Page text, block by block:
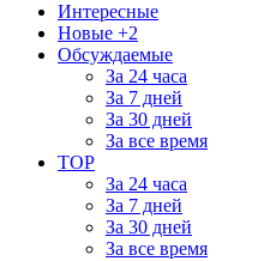
Интересные
Новые +2
Обсуждаемые
За 24 часа
За 7 дней
За 30 дней
За все время
TOP
За 24 часа
За 7 дней
За 30 дней
За все время